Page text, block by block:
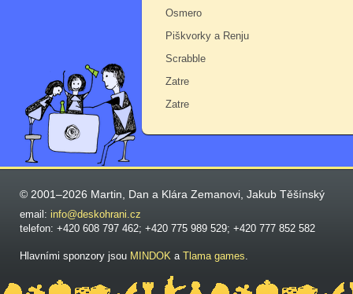
Osmero
Piškvorky a Renju
Scrabble
Zatre
Zatre
© 2001–2026 Martin, Dan a Klára Zemanovi, Jakub Těšínský
email: info@deskohrani.cz
telefon: +420 608 797 462; +420 775 989 529; +420 777 852 582
Hlavními sponzory jsou MINDOK a Tlama games.